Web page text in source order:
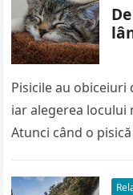
Pisicile au
iar alegerea
Atunci când o